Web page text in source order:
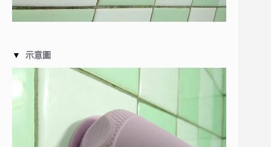
▼ 示意圖